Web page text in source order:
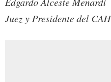
Juez y Presidente del CAH